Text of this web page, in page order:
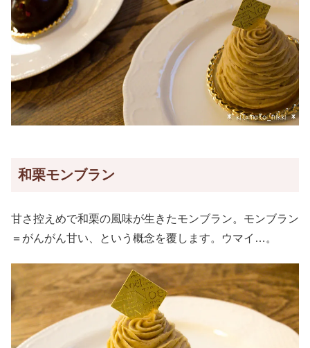
和栗モンブラン
甘さ控えめで和栗の風味が生きたモンブラン。モンブラン
＝がんがん甘い、という概念を覆します。ウマイ…。